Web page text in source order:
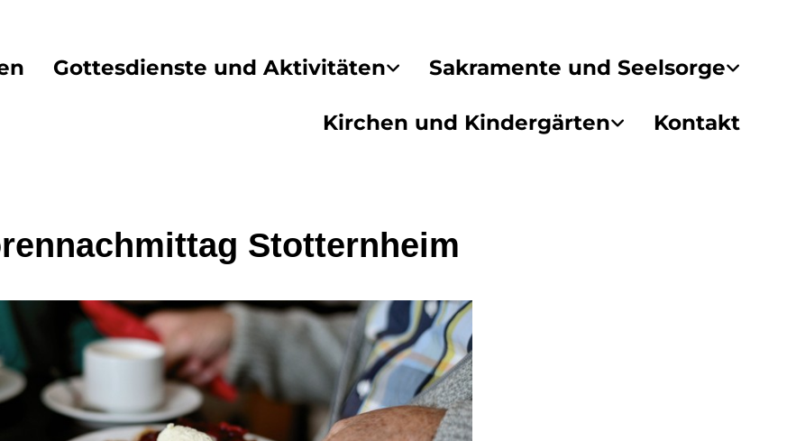
Gottesdienste und Aktivitäten Sakramente und Seelsorge
Kirchen und Kindergärten Kontakt
Stotternheim